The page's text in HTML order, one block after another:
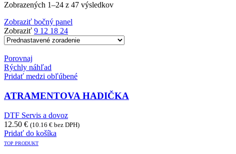
Zobrazených 1–24 z 47 výsledkov
Zobraziť bočný panel
Zobraziť 9 12 18 24
Porovnaj
Rýchly náhľad
Pridať medzi obľúbené
ATRAMENTOVA HADIČKA
DTF Servis a dovoz
12.50 € (10.16 € bez DPH)
Pridať do košíka
TOP PRODUKT